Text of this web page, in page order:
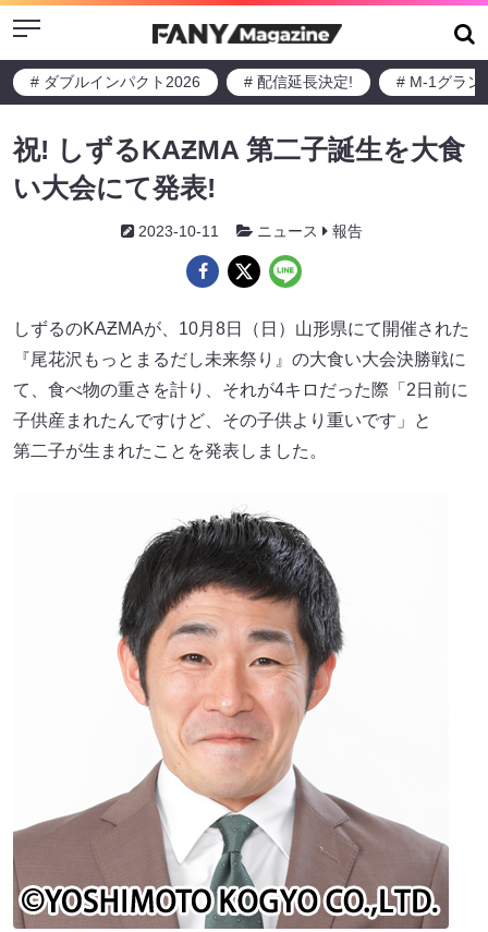
Menu
# ダブルインパクト2026 # 配信延長決定! # M-1グラン
祝! しずるKAƵMA 第二子誕生を大食
い大会にて発表!
2023-10-11 ニュース 報告
しずるのKAƵMAが、10月8日（日）山形県にて開催された
『尾花沢もっとまるだし未来祭り』の大食い大会決勝戦に
て、食べ物の重さを計り、それが4キロだった際「2日前に
子供産まれたんですけど、その子供より重いです」と
第二子が生まれたことを発表しました。